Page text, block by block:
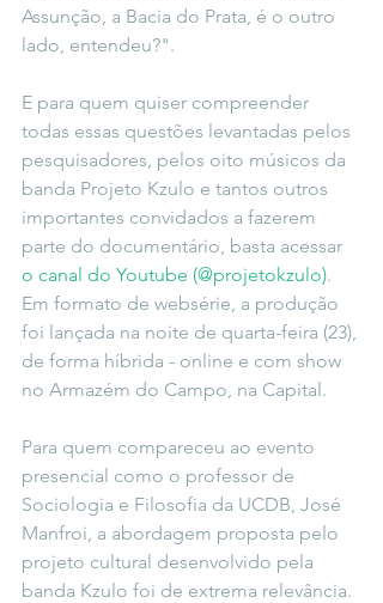
Assunção, a Bacia do Prata, é o outro
lado, entendeu?".
E para quem quiser compreender
todas essas questões levantadas pelos
pesquisadores, pelos oito músicos da
banda Projeto Kzulo e tantos outros
importantes convidados a fazerem
parte do documentário, basta acessar
o canal do Youtube (@projetokzulo).
Em formato de websérie, a produção
foi lançada na noite de quarta-feira (23),
de forma híbrida - online e com show
no Armazém do Campo, na Capital.
Para quem compareceu ao evento
presencial como o professor de
Sociologia e Filosofia da UCDB, José
Manfroi, a abordagem proposta pelo
projeto cultural desenvolvido pela
banda Kzulo foi de extrema relevância.